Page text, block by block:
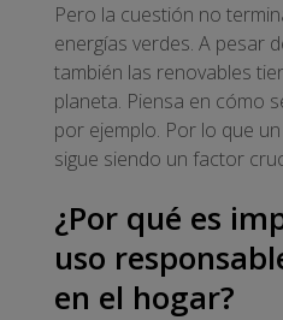
Pero la cuestión no
energías verdes. A pesar
también las renovables
planeta. Piensa en cómo
por ejemplo. Por lo que
sigue siendo un factor
¿Por qué es
uso
en el hogar?